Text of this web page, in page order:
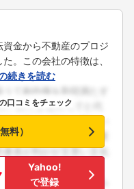
しませんか？
金から不動産のプロジ
。この会社の特徴は、
続きを読む
口コミをチェック
料）
Yahoo!
で登録